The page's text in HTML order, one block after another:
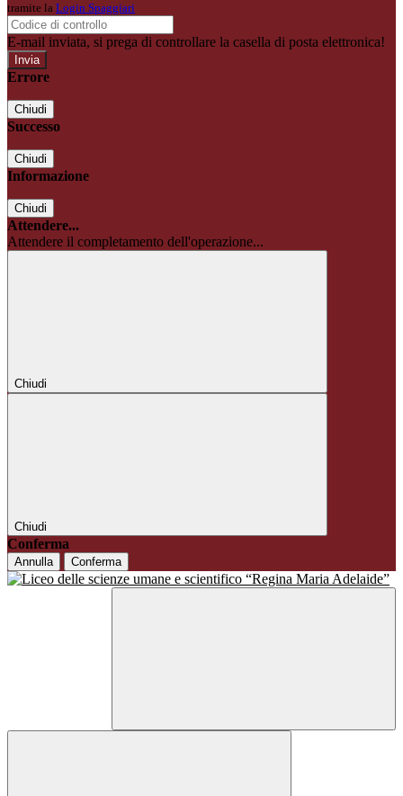
tramite la Login Spaggiari
E-mail inviata, si prega di controllare la casella di posta elettronica!
Errore
Chiudi
Successo
Chiudi
Informazione
Chiudi
Attendere...
Attendere il completamento dell'operazione...
Chiudi
Chiudi
Conferma
Annulla Conferma